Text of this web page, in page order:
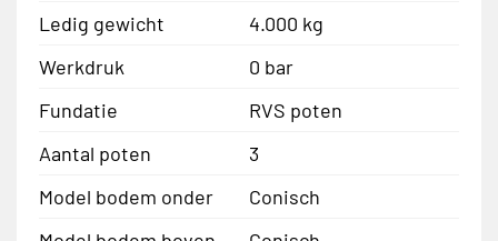
Ledig gewicht
4.000 kg
Werkdruk
0 bar
Fundatie
RVS poten
Aantal poten
3
Model bodem onder
Conisch